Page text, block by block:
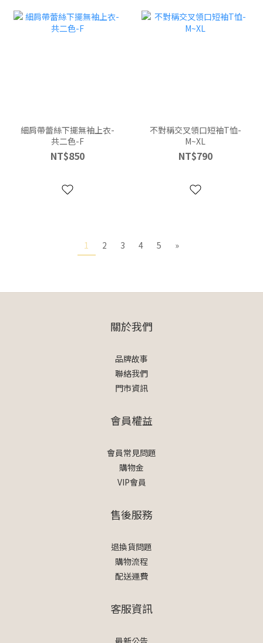
細肩帶蕾絲下擺無袖上衣-
共二色-F
NT$850
不對稱交叉領口短袖T恤-
M~XL
NT$790
1 2 3 4 5 »
關於我們
品牌故事
聯絡我們
門市資訊
會員權益
會員常見問題
購物金
VIP會員
售後服務
退換貨問題
購物流程
配送運費
客服資訊